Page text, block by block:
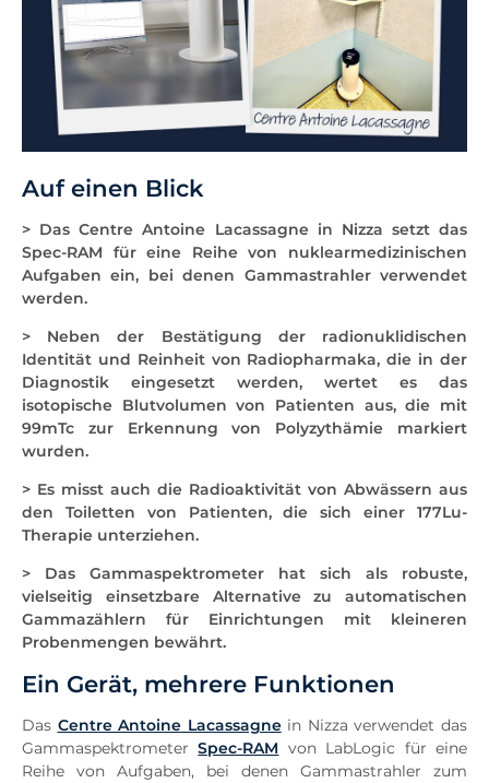
Auf einen Blick
> Das Centre Antoine Lacassagne in Nizza setzt das
Spec-RAM für eine Reihe von nuklearmedizinischen
Aufgaben ein, bei denen Gammastrahler verwendet
werden.
> Neben der Bestätigung der radionuklidischen
Identität und Reinheit von Radiopharmaka, die in der
Diagnostik eingesetzt werden, wertet es das
isotopische Blutvolumen von Patienten aus, die mit
99mTc zur Erkennung von Polyzythämie markiert
wurden.
> Es misst auch die Radioaktivität von Abwässern aus
den Toiletten von Patienten, die sich einer 177Lu-
Therapie unterziehen.
> Das Gammaspektrometer hat sich als robuste,
vielseitig einsetzbare Alternative zu automatischen
Gammazählern für Einrichtungen mit kleineren
Probenmengen bewährt.
Ein Gerät, mehrere Funktionen
Das Centre Antoine Lacassagnein Nizza verwendet das
GammaspektrometerSpec-RAM von LabLogic für eine
Reihe von Aufgaben, bei denen Gammastrahler zum